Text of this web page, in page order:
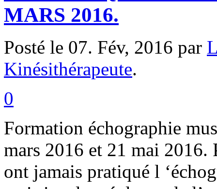
MARS 2016.
Posté le 07. Fév, 2016 par
Kinésithérapeute.
0
Formation échographie
mars 2016 et 21 mai 2016.
ont jamais pratiqué l